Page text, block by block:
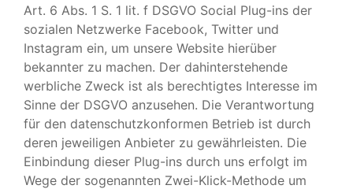
Art. 6 Abs. 1 S. 1 lit. f DSGVO Social Plug-ins der
sozialen Netzwerke Facebook, Twitter und
Instagram ein, um unsere Website hierüber
bekannter zu machen. Der dahinterstehende
werbliche Zweck ist als berechtigtes Interesse im
Sinne der DSGVO anzusehen. Die Verantwortung
für den datenschutzkonformen Betrieb ist durch
deren jeweiligen Anbieter zu gewährleisten. Die
Einbindung dieser Plug-ins durch uns erfolgt im
Wege der sogenannten Zwei-Klick-Methode um